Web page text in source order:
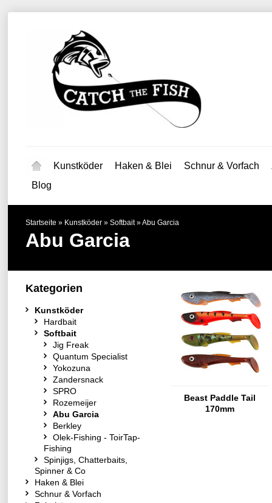
Kunstköder Haken & Blei Schnur & Vorfach
Blog
Startseite » Kunstköder » Softbait»Abu Garcia
Abu Garcia
Beast Paddle Tail
170mm
Kategorien
Kunstköder
Hardbait
Softbait
Jig Freak
Quantum Specialist
Yokozuna
Zandersnack
SPRO
Rozemeijer
Abu Garcia
Berkley
Olek-Fishing - ToirTap-
Fishing
Spinjigs, Chatterbaits,
Spinner & Co
Haken & Blei
Schnur & Vorfach